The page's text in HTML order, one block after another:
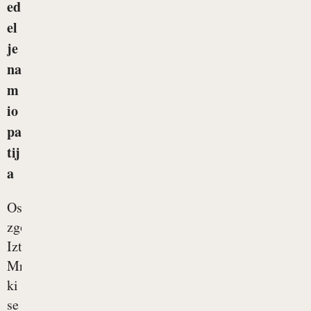
ed
el
je
na
m
io
pa
tij
a
Osebna
zgodba
Iztoka
Mraka,
ki
se